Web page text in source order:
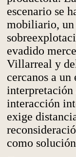
escenario se
mobiliario, un
evadido
Villarreal y
cercanos a
interacción
exige
como